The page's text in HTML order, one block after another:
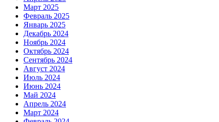
Март 2025
Февраль 2025
Январь 2025
Декабрь 2024
Ноябрь 2024
Октябрь 2024
Сентябрь 2024
Август 2024
Июль 2024
Июнь 2024
Май 2024
Апрель 2024
Март 2024